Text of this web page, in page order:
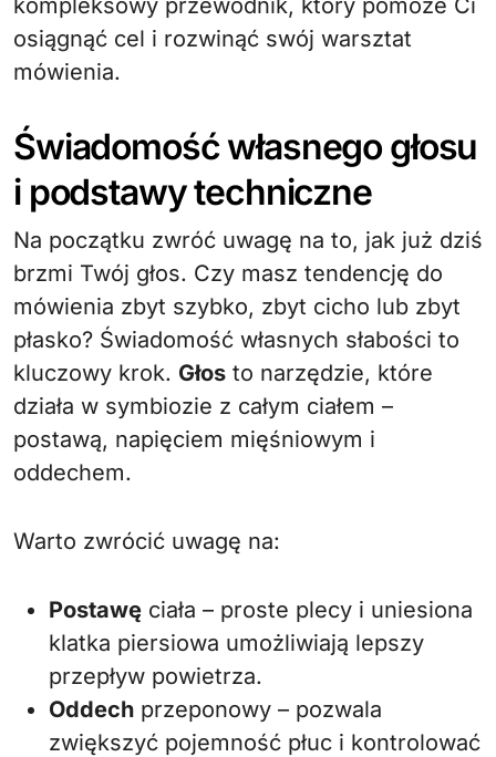
kompleksowy przewodnik, który pomoże Ci
osiągnąć cel i rozwinąć swój warsztat
mówienia.
Świadomość własnego głosu
i podstawy techniczne
Na początku zwróć uwagę na to, jak już dziś
brzmi Twój głos. Czy masz tendencję do
mówienia zbyt szybko, zbyt cicho lub zbyt
płasko? Świadomość własnych słabości to
kluczowy krok. Głos to narzędzie, które
działa w symbiozie z całym ciałem –
postawą, napięciem mięśniowym i
oddechem.
Warto zwrócić uwagę na:
Postawę ciała – proste plecy i uniesiona
klatka piersiowa umożliwiają lepszy
przepływ powietrza.
Oddech przeponowy – pozwala
zwiększyć pojemność płuc i kontrolować